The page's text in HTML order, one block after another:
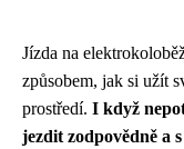
Jízda na
způsobem, jak si užít
prostředí. I když
jezdit zodpovědně a